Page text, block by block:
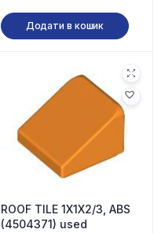
Додати в кошик
ROOF TILE 1X1X2/3, ABS
(4504371) used